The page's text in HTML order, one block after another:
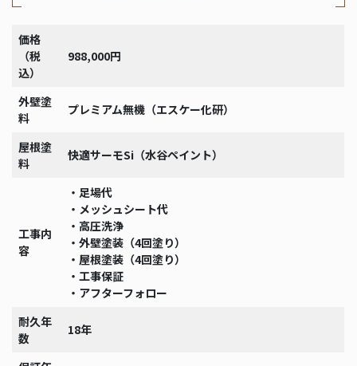
価格
（税
込）
988,000円
外壁塗
料
プレミアム無機（エスケー化研）
屋根塗
料
快適サーモSi（水谷ペイント）
工事内
容
・足場代
・メッシュシート代
・高圧洗浄
・外壁塗装（4回塗り）
・屋根塗装（4回塗り）
・工事保証
・アフターフォロー
耐久年
数
18年